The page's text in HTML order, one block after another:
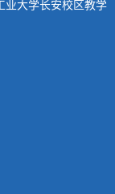
业大学长安校区教学